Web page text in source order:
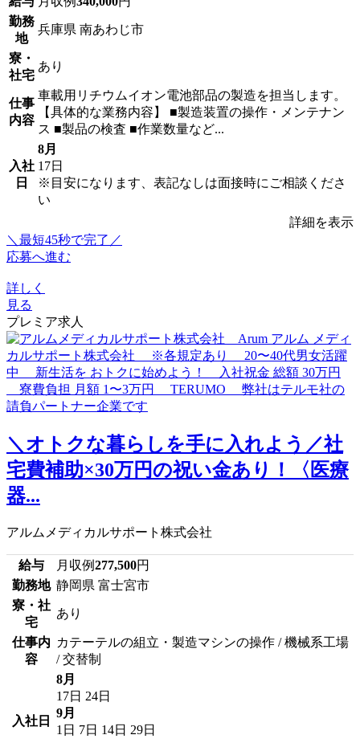
勤務
地
兵庫県 南あわじ市
寮・
社宅
あり
仕事
内容
車載用リチウムイオン電池部品の製造を担当します。
【具体的な業務内容】 ■製造装置の操作・メンテナン
ス ■製品の検査 ■作業数量など...
入社
日
8月
17日
※目安になります、表記なしは面接時にご相談くださ
い
詳細を表示
＼最短45秒で完了／
応募へ進む
詳しく
見る
プレミア求人
＼オトクな暮らしを手に入れよう／社
宅費補助×30万円の祝い金あり！〈医療
器...
アルムメディカルサポート株式会社
給与 月収例277,500円
勤務地 静岡県 富士宮市
寮・社
宅
あり
仕事内
容
カテーテルの組立・製造マシンの操作 / 機械系工場
/ 交替制
入社日
8月
17日 24日
9月
1日 7日 14日 29日